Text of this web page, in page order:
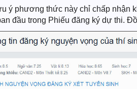
ý phương thức này chỉ chấp
đầu trong Phiếu đăng ký dự thi.